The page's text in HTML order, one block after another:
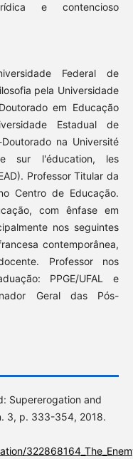
e contencioso
Federal de
pela Universidade
em Educação
Estadual de
na Université
sur l'éducation, les
Professor Titular da
Centro de Educação.
com ênfase em
nos seguintes
contemporânea,
Professor nos
PPGE/UFAL e
Geral das Pós-
Supererogation and
3, p. 333-354, 2018.